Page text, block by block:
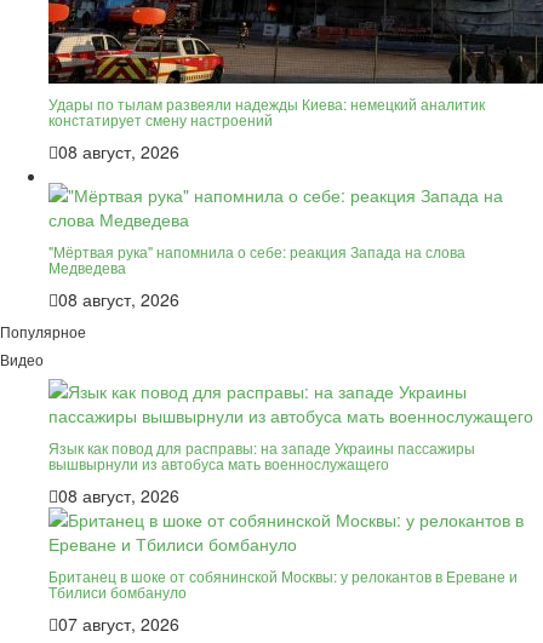
Удары по тылам развеяли надежды Киева: немецкий аналитик
констатирует смену настроений
08 август, 2026
"Мёртвая рука" напомнила о себе: реакция Запада на слова
Медведева
08 август, 2026
Популярное
Видео
Язык как повод для расправы: на западе Украины пассажиры
вышвырнули из автобуса мать военнослужащего
08 август, 2026
Британец в шоке от собянинской Москвы: у релокантов в Ереване и
Тбилиси бомбануло
07 август, 2026